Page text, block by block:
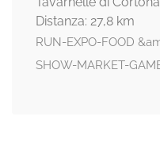
Distanza: 27,8 km
RUN-EXPO-FOOD
SHOW-MARKET-